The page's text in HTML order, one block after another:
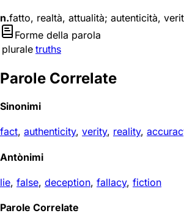
n.fatto, realtà, attualità; autenticità,
Forme della parola
plurale truths
Parole Correlate
Sinonimi
fact, authenticity, verity, reality,
Antònimi
lie, false, deception, fallacy, fiction
Parole Correlate